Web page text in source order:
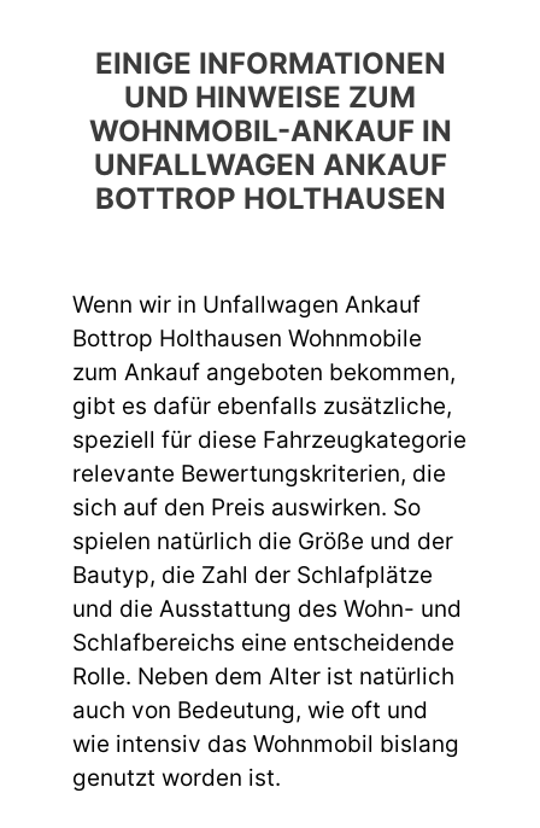
EINIGE INFORMATIONEN
UND HINWEISE ZUM
WOHNMOBIL-ANKAUF IN
UNFALLWAGEN ANKAUF
BOTTROP HOLTHAUSEN
Wenn wir in Unfallwagen Ankauf
Bottrop Holthausen Wohnmobile
zum Ankauf angeboten bekommen,
gibt es dafür ebenfalls zusätzliche,
speziell für diese Fahrzeugkategorie
relevante Bewertungskriterien, die
sich auf den Preis auswirken. So
spielen natürlich die Größe und der
Bautyp, die Zahl der Schlafplätze
und die Ausstattung des Wohn- und
Schlafbereichs eine entscheidende
Rolle. Neben dem Alter ist natürlich
auch von Bedeutung, wie oft und
wie intensiv das Wohnmobil bislang
genutzt worden ist.